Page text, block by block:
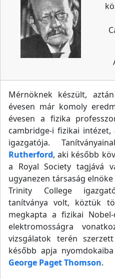
Mérnöknek készült,
évesen már komoly
évesen a fizika
cambridge-i fizikai
igazgatója.
Rutherford, aki később
a Royal Society tagjává
ugyanezen társaság
Trinity College
tanítványa volt, köztük
megkapta a fizikai
elektromosságra
vizsgálatok terén
később apja
George Paget Thomson.